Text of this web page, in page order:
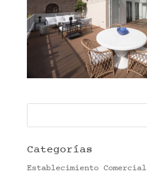
Categorías
Establecimiento Comercial